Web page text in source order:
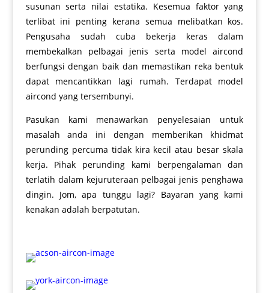
susunan serta nilai estatika. Kesemua faktor yang
terlibat ini penting kerana semua melibatkan kos.
Pengusaha sudah cuba bekerja keras dalam
membekalkan pelbagai jenis serta model aircond
berfungsi dengan baik dan memastikan reka bentuk
dapat mencantikkan lagi rumah. Terdapat model
aircond yang tersembunyi.
Pasukan kami menawarkan penyelesaian untuk
masalah anda ini dengan memberikan khidmat
perunding percuma tidak kira kecil atau besar skala
kerja. Pihak perunding kami berpengalaman dan
terlatih dalam kejuruteraan pelbagai jenis penghawa
dingin. Jom, apa tunggu lagi? Bayaran yang kami
kenakan adalah berpatutan.